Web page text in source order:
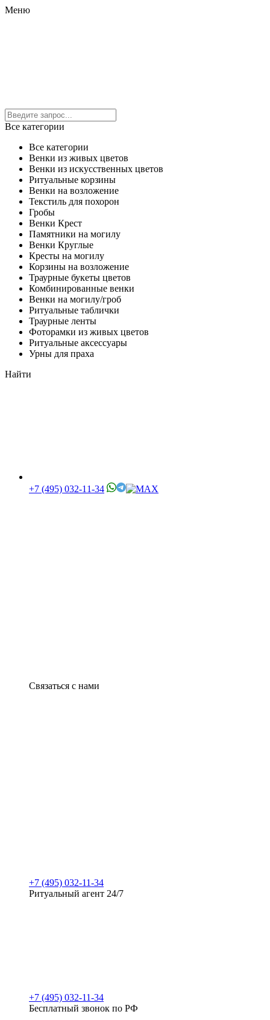
Меню
Все категории
Все категории
Венки из живых цветов
Венки из искусственных цветов
Ритуальные корзины
Венки на возложение
Текстиль для похорон
Гробы
Венки Крест
Памятники на могилу
Венки Круглые
Кресты на могилу
Корзины на возложение
Траурные букеты цветов
Комбинированные венки
Венки на могилу/гроб
Ритуальные таблички
Траурные ленты
Фоторамки из живых цветов
Ритуальные аксессуары
Урны для праха
Найти
+7 (495) 032-11-34
Связаться с нами
+7 (495) 032-11-34
Ритуальный агент 24/7
+7 (495) 032-11-34
Бесплатный звонок по РФ